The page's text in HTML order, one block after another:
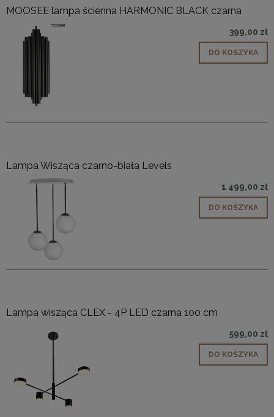
MOOSEE lampa ścienna HARMONIC BLACK czarna
399,00 zł
DO KOSZYKA
Lampa Wisząca czarno-biała Levels
1 499,00 zł
DO KOSZYKA
Lampa wisząca CLEX - 4P LED czarna 100 cm
599,00 zł
DO KOSZYKA